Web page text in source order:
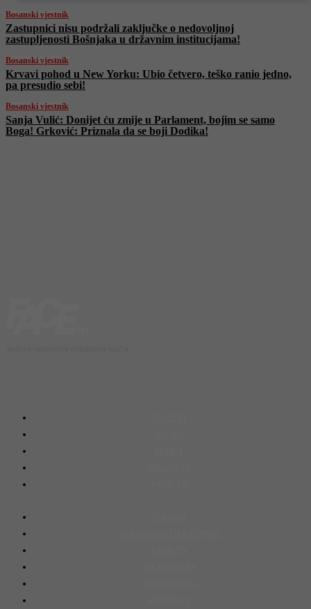
Bosanski vjestnik
Zastupnici nisu podržali zaključke o nedovoljnoj
zastupljenosti Bošnjaka u državnim institucijama!
Bosanski vjestnik
Krvavi pohod u New Yorku: Ubio četvero, teško ranio jedno,
pa presudio sebi!
Bosanski vjestnik
Sanja Vulić: Donijet ću zmije u Parlament, bojim se samo
Boga! Grković: Priznala da se boji Dodika!